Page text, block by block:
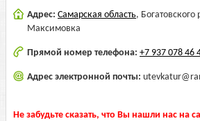
Адрес: Самарская область, Богатовского
Максимовка
Прямой номер телефона: +7 937 078 46
Адрес электронной почты:
Не забудьте сказать, что Вы нашли нас на